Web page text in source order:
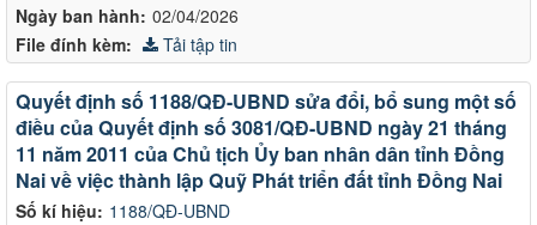
Ngày ban hành: 02/04/2026
File đính kèm: Tải tập tin
Số kí hiệu: 1188/QĐ-UBND
Quyết định số 1188/QĐ-UBND sửa đổi, bổ sung một số
điều của Quyết định số 3081/QĐ-UBND ngày 21 tháng
11 năm 2011 của Chủ tịch Ủy ban nhân dân tỉnh Đồng
Nai về việc thành lập Quỹ Phát triển đất tỉnh Đồng Nai